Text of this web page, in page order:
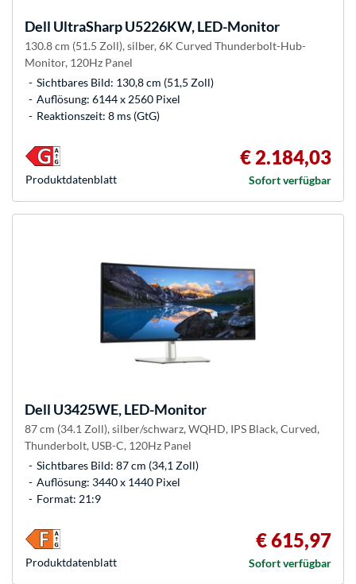
Dell UltraSharp U5226KW, LED-Monitor
130.8 cm (51.5 Zoll), silber, 6K Curved Thunderbolt-Hub-
Monitor, 120Hz Panel
Sichtbares Bild: 130,8 cm (51,5 Zoll)
Auflösung: 6144 x 2560 Pixel
Reaktionszeit: 8 ms (GtG)
€ 2.184,03
Sofort verfügbar
Produkt­datenblatt
Dell U3425WE, LED-Monitor
87 cm (34.1 Zoll), silber/schwarz, WQHD, IPS Black, Curved,
Thunderbolt, USB-C, 120Hz Panel
Sichtbares Bild: 87 cm (34,1 Zoll)
Auflösung: 3440 x 1440 Pixel
Format: 21:9
€ 615,97
Sofort verfügbar
Produkt­datenblatt